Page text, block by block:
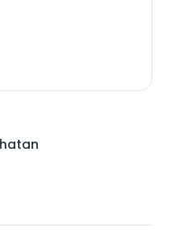
pengambilan
terbaik yang
klinik, maupun fasilitas
dan aplikatif, buku
siapa pun yang
kesehatan
pembaca untuk
kesehatan
manajerial, kualitas
solid demi